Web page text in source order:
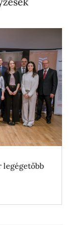
legégetőbb